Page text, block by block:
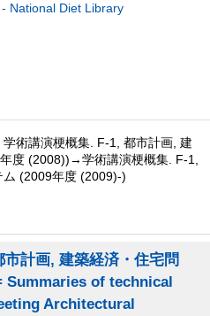
National Diet Library
術講演梗概集. F-1, 都市計画, 建
度 (2008))→学術講演梗概集. F-1,
(2009年度 (2009)-)
計画, 建築経済・住宅問
Summaries of technical
Architectural